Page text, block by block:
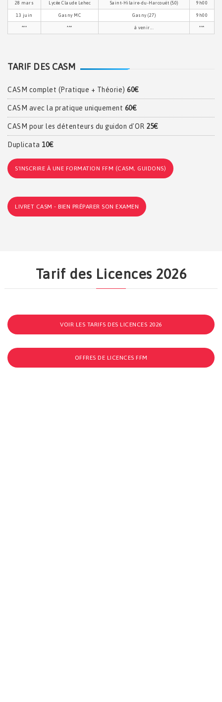
28 mars Lycée Claude Lehec Saint-Hilaire-du-Harcouët (50) 9h00
13 juin Gasny MC Gasny (27) 9h00
*** *** à venir... ***
TARIF DES CASM
CASM complet (Pratique + Théorie) 60€
CASM avec la pratique uniquement 60€
CASM pour les détenteurs du guidon d'OR 25€
Duplicata 10€
S'INSCRIRE À UNE FORMATION FFM (CASM, GUIDONS)
LIVRET CASM - BIEN PRÉPARER SON EXAMEN
Tarif des Licences 2026
VOIR LES TARIFS DES LICENCES 2026
OFFRES DE LICENCES FFM